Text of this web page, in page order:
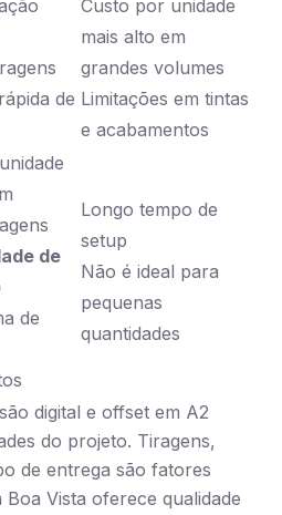
de
Custo por unidade
mais alto em
grandes volumes
Limitações em tintas
e acabamentos
de
de
Longo tempo de
setup
Não é ideal para
pequenas
quantidades
digital e offset em A2
do projeto. Tiragens,
de entrega são fatores
Vista oferece qualidade